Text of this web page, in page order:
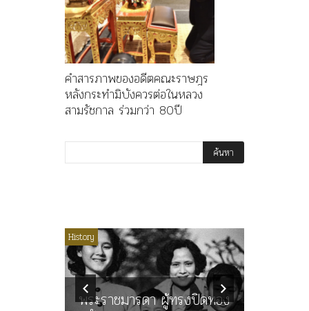
คำสารภาพของอดีตคณะราษฎร
หลังกระทำมิบังควรต่อในหลวง
สามรัชกาล ร่วมกว่า 80ปี
History
พระราชมารดา ผู้ทรงปิดทอง